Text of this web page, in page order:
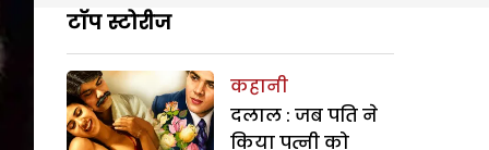
टॉप स्टोरीज
कहानी
दलाल : जब पति ने
किया पत्नी को